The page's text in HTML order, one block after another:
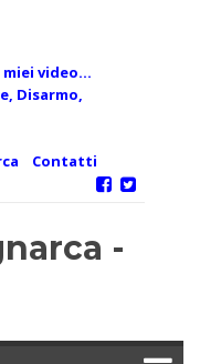
miei video…
Disarmo,
Contatti
-